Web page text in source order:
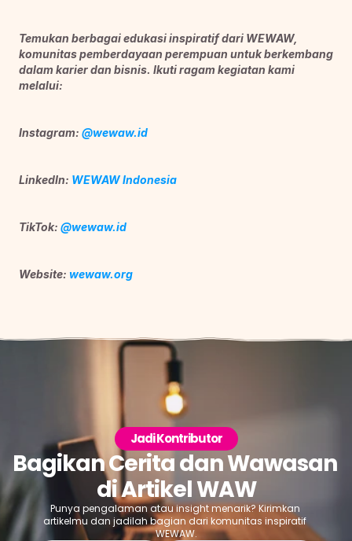
Temukan berbagai edukasi inspiratif dari WEWAW,
komunitas pemberdayaan perempuan untuk berkembang
dalam karier dan bisnis. Ikuti ragam kegiatan kami
melalui:
Instagram: @wewaw.id
LinkedIn: WEWAW Indonesia
TikTok: @wewaw.id
Website: wewaw.org
Jadi Kontributor
Bagikan Cerita dan Wawasan
di Artikel WAW
Punya pengalaman atau insight menarik? Kirimkan
artikelmu dan jadilah bagian dari komunitas inspiratif
WEWAW.